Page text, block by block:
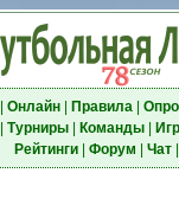
Онлайн| Правила|
Турниры| Команды|
Рейтинги| Форум Чат|